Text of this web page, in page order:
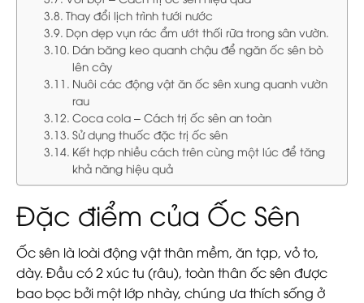
Thay đổi lịch trình tưới nước
Dọn dẹp vụn rác ẩm ướt thối rữa trong sân vườn.
Dán băng keo quanh chậu để ngăn ốc sên bò
lên cây
Nuôi các động vật ăn ốc sên xung quanh vườn
rau
Coca cola – Cách trị ốc sên an toàn
Sử dụng thuốc đặc trị ốc sên
Kết hợp nhiều cách trên cùng một lúc để tăng
khả năng hiệu quả
Đặc điểm của Ốc Sên
Ốc sên là loài động vật thân mềm, ăn tạp, vỏ to,
dày. Đầu có 2 xúc tu (râu), toàn thân ốc sên được
bao bọc bởi một lớp nhày, chúng ưa thích sống ở